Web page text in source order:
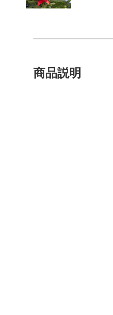
商品説明